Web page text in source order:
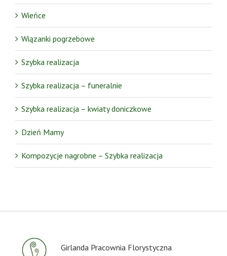
Wieńce
Wiązanki pogrzebowe
Szybka realizacja
Szybka realizacja – funeralnie
Szybka realizacja – kwiaty doniczkowe
Dzień Mamy
Kompozycje nagrobne – Szybka realizacja
Girlanda Pracownia Florystyczna